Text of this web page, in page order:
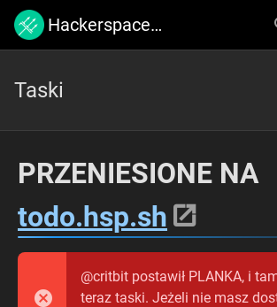
Hackerspace Pomorze Wiki
Taski
PRZENIESIONE NA
todo.hsp.sh
@critbit postawił PLANKA, i
teraz taski. Jeżeli nie masz